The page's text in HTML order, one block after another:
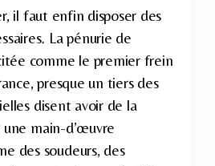
il faut enfin disposer des
. La pénurie de
comme le premier frein
presque un tiers des
disent avoir de la
main-d’œuvre
des soudeurs, des